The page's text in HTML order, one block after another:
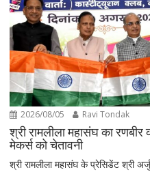
2026/08/05 Ravi Tondak
श्री रामलीला महासंघ का
मेकर्स को चेतावनी
श्री रामलीला महासंघ के प्रेसिडेंट श्री